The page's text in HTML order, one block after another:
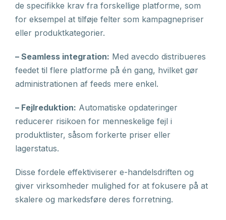
de specifikke krav fra forskellige platforme, som
for eksempel at tilføje felter som kampagnepriser
eller produktkategorier.
– Seamless integration: Med avecdo distribueres
feedet til flere platforme på én gang, hvilket gør
administrationen af feeds mere enkel.
– Fejlreduktion: Automatiske opdateringer
reducerer risikoen for menneskelige fejl i
produktlister, såsom forkerte priser eller
lagerstatus.
Disse fordele effektiviserer e-handelsdriften og
giver virksomheder mulighed for at fokusere på at
skalere og markedsføre deres forretning.